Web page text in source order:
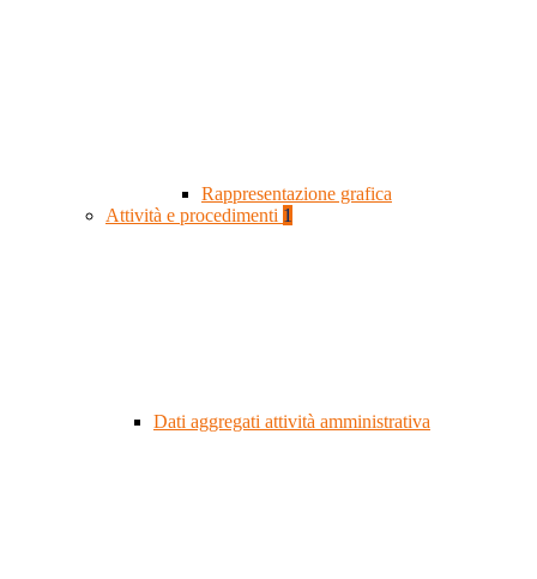
Rappresentazione grafica
Attività e procedimenti 1
Dati aggregati attività amministrativa